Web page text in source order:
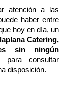
atención a las
haber entre
hoy en día, un
Catering,
sin ningún
para consultar
disposición.